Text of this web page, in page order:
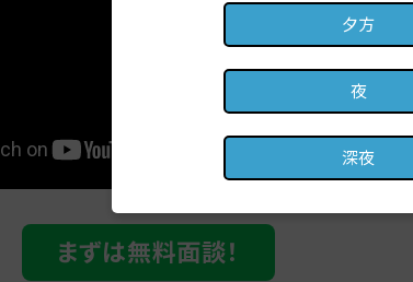
まずは無料面談！
夕方
夜
深夜